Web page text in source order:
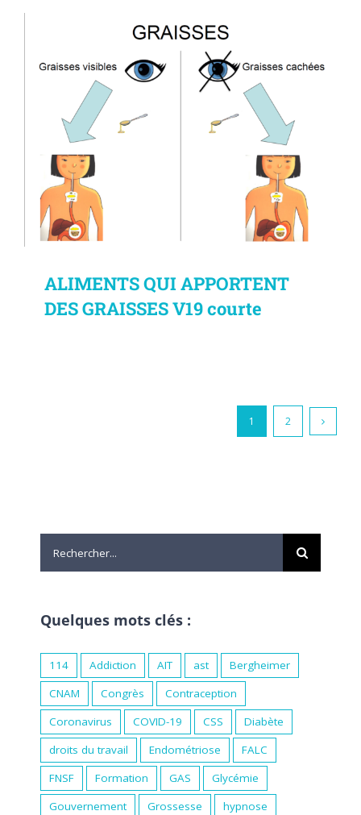
ALIMENTS QUI APPORTENT
DES GRAISSES V19 courte
1 2
Rechercher:
Quelques mots clés :
114 Addiction AIT ast
Bergheimer
CNAM
Congrès
Contraception
Coronavirus
COVID-19 CSS
Diabète
droits du travail
Endométriose
FALC
FNSF
Formation GAS
Glycémie
Gouvernement
Grossesse
hypnose